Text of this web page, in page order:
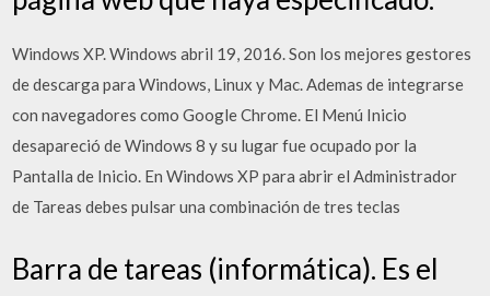
Windows XP. Windows abril 19, 2016. Son los mejores gestores
de descarga para Windows, Linux y Mac. Ademas de integrarse
con navegadores como Google Chrome. El Menú Inicio
desapareció de Windows 8 y su lugar fue ocupado por la
Pantalla de Inicio. En Windows XP para abrir el Administrador
de Tareas debes pulsar una combinación de tres teclas
Barra de tareas (informática). Es el